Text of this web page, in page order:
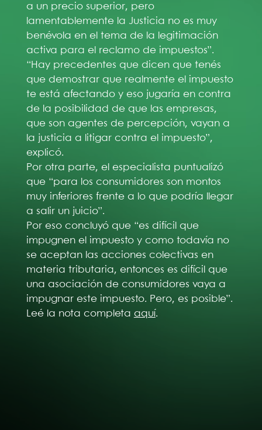
a un precio superior, pero
lamentablemente la Justicia no es muy
benévola en el tema de la legitimación
activa para el reclamo de impuestos”.
“Hay precedentes que dicen que tenés
que demostrar que realmente el impuesto
te está afectando y eso jugaría en contra
de la posibilidad de que las empresas,
que son agentes de percepción, vayan a
la justicia a litigar contra el impuesto”,
explicó.
Por otra parte, el especialista puntualizó
que “para los consumidores son montos
muy inferiores frente a lo que podría llegar
a salir un juicio”.
Por eso concluyó que “es difícil que
impugnen el impuesto y como todavía no
se aceptan las acciones colectivas en
materia tributaria, entonces es difícil que
una asociación de consumidores vaya a
impugnar este impuesto. Pero, es posible”.
Leé la nota completa aquí.